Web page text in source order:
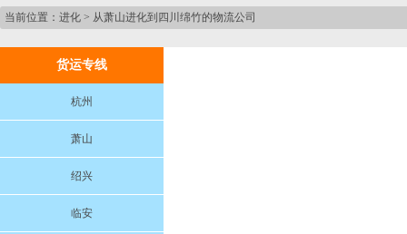
当前位置： 进化 > 从萧山进化到四川绵竹的物流公司
货运专线
杭州
萧山
绍兴
临安